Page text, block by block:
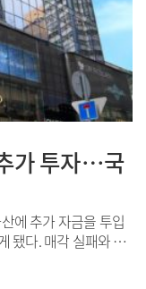
가 투자…국
에 추가 자금을 투입
됐다. 매각 실패와 핵
에서 무리하게 잔여
전해줬다는 점에서